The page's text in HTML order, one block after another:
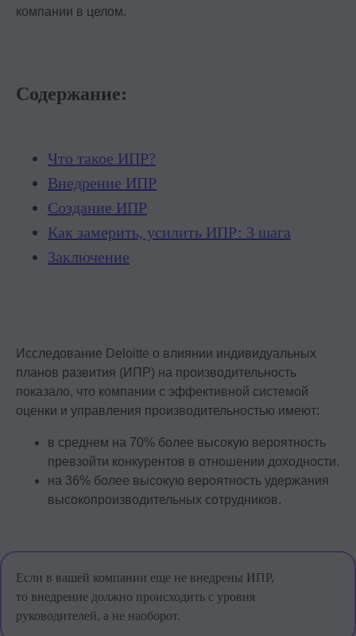
компании в целом.
Содержание:
Что такое ИПР?
Внедрение ИПР
Создание ИПР
Как замерить, усилить ИПР: 3 шага
Заключение
Исследование Deloitte о влиянии индивидуальных
планов развития (ИПР) на производительность
показало, что компании с эффективной системой
оценки и управления производительностью имеют:
в среднем на 70% более высокую вероятность
превзойти конкурентов в отношении доходности.
на 36% более высокую вероятность удержания
высокопроизводительных сотрудников.
Если в вашей компании еще не внедрены ИПР,
то внедрение должно происходить с уровня
руководителей, а не наоборот.
Получите рекомендации от ТОПов
рынка на наших открытых уроках.